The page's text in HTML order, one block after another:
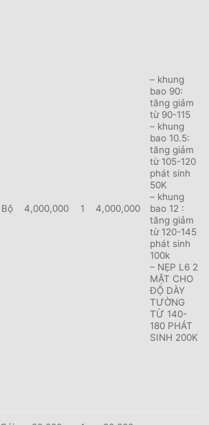
Bộ 4,000,000 1 4,000,000
– khung
bao 90:
tăng giảm
từ 90-115
– khung
bao 10.5:
tăng giảm
từ 105-120
phát sinh
50K
– khung
bao 12 :
tăng giảm
từ 120-145
phát sinh
100k
– NẸP L6 2
MẶT CHO
ĐỘ DÀY
TƯỜNG
TỪ 140-
180 PHÁT
SINH 200K